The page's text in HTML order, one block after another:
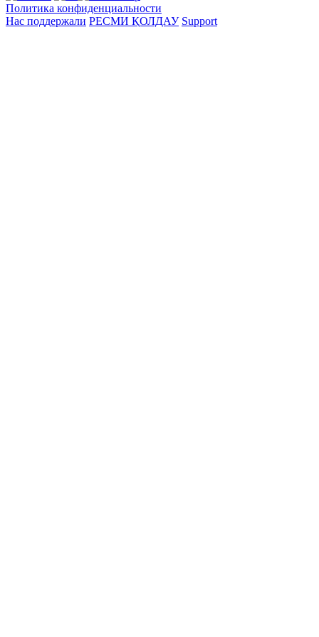
Политика конфиденциальности
Нас поддержали РЕСМИ ҚОЛДАУ Support